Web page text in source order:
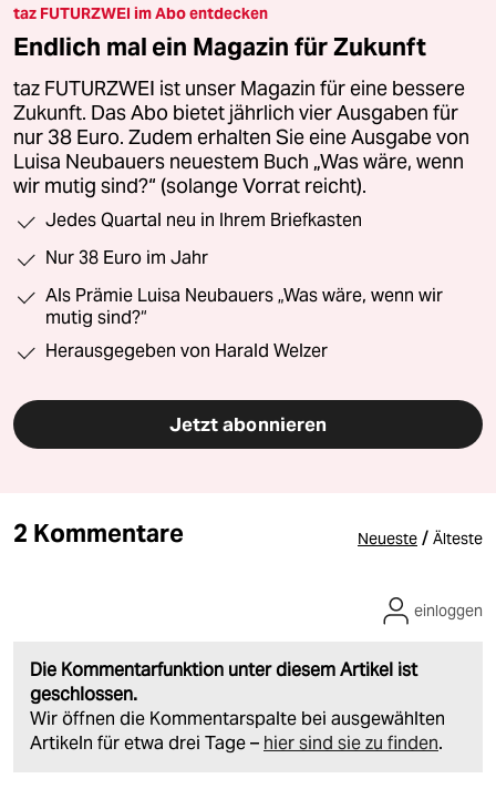
taz FUTURZWEI im Abo entdecken
Endlich mal ein Magazin für Zukunft
taz FUTURZWEI ist unser Magazin für eine bessere
Zukunft. Das Abo bietet jährlich vier Ausgaben für
nur 38 Euro. Zudem erhalten Sie eine Ausgabe von
Luisa Neubauers neuestem Buch „Was wäre, wenn
wir mutig sind?“ (solange Vorrat reicht).
Jedes Quartal neu in Ihrem Briefkasten
Nur 38 Euro im Jahr
Als Prämie Luisa Neubauers „Was wäre, wenn wir
mutig sind?“
Herausgegeben von Harald Welzer
Jetzt abonnieren
2 Kommentare Neueste / Älteste
Die Kommentarfunktion unter diesem Artikel ist
geschlossen.
Wir öffnen die Kommentarspalte bei ausgewählten
Artikeln für etwa drei Tage – hier sind sie zu finden.
einloggen